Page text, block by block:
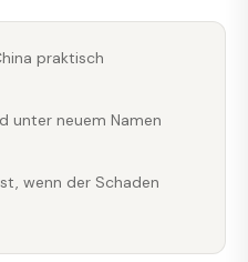
praktisch
unter neuem Namen
wenn der Schaden